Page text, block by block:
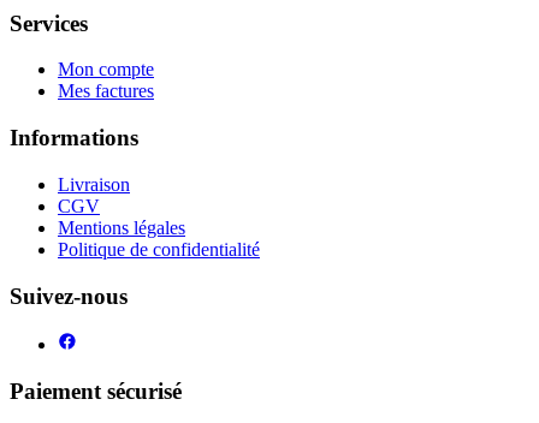
Services
Mon compte
Mes factures
Informations
Livraison
CGV
Mentions légales
Politique de confidentialité
Suivez-nous
Paiement sécurisé